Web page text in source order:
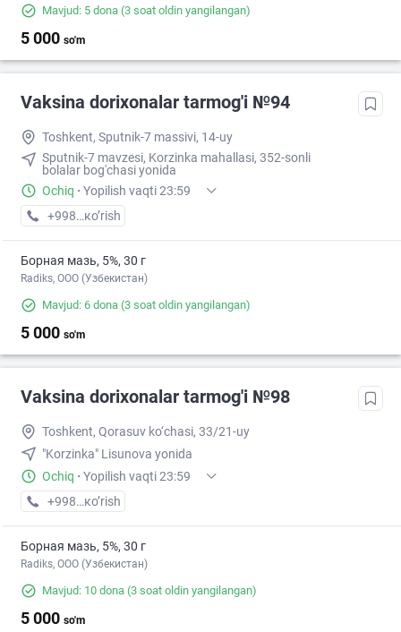
Mavjud: 5 dona (3 soat oldin yangilangan)
5 000 so'm
Vaksina dorixonalar tarmog'i №94
Toshkent, Sputnik-7 massivi, 14-uy
Sputnik-7 mavzesi, Korzinka mahallasi, 352-sonli
bolalar bog'chasi yonida
Ochiq · Yopilish vaqti 23:59
+998 (77) XXX-XX-XX
кo’rish
Борная мазь, 5%, 30 г
Radiks, ООО (Узбекистан)
Mavjud: 6 dona (3 soat oldin yangilangan)
5 000 so'm
Vaksina dorixonalar tarmog'i №98
Toshkent, Qorasuv ko‘chasi, 33/21-uy
"Korzinka" Lisunova yonida
Ochiq · Yopilish vaqti 23:59
+998 (77) XXX-XX-XX
кo’rish
Борная мазь, 5%, 30 г
Radiks, ООО (Узбекистан)
Mavjud: 10 dona (3 soat oldin yangilangan)
5 000 so'm